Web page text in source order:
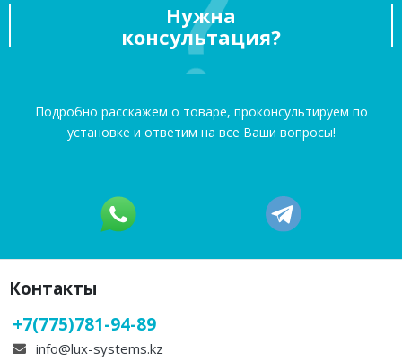
Нужна
консультация?
Подробно расскажем о товаре, проконсультируем по
установке и ответим на все Ваши вопросы!
Контакты
+7(775)781-94-89
info@lux-systems.kz